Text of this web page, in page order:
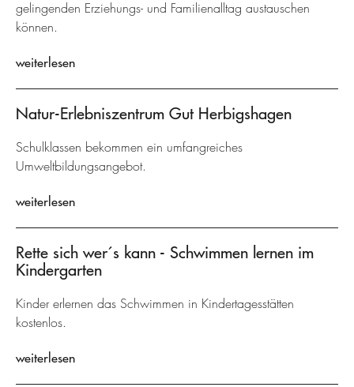
gelingenden Erziehungs- und Familienalltag austauschen
können.
weiterlesen
Natur-Erlebniszentrum Gut Herbigshagen
Schulklassen bekommen ein umfangreiches
Umweltbildungsangebot.
weiterlesen
Rette sich wer´s kann - Schwimmen lernen im
Kindergarten
Kinder erlernen das Schwimmen in Kindertagesstätten
kostenlos.
weiterlesen